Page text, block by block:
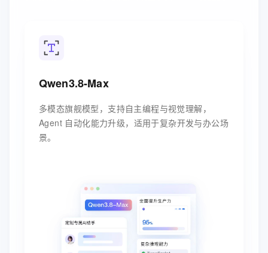
Qwen3.8-Max
多模态旗舰模型，支持自主编程与视觉理解，
Agent 自动化能力升级，适用于复杂开发与办公场
景。